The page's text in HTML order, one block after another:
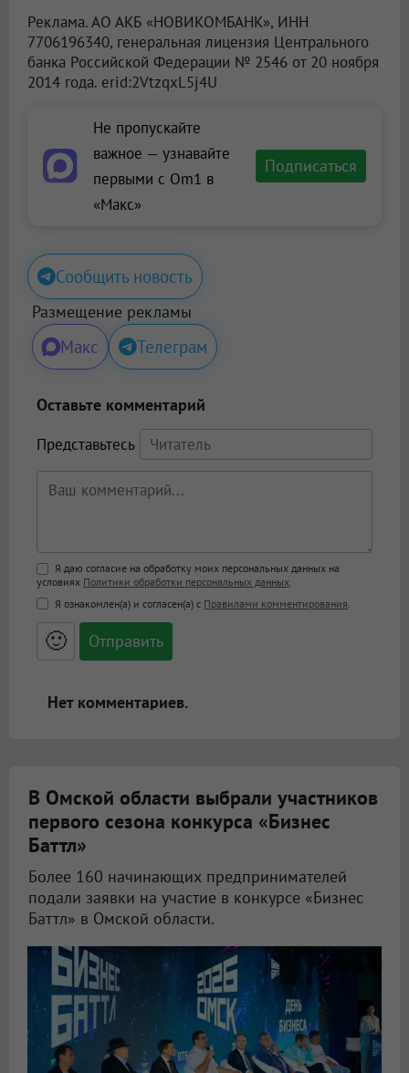
Реклама. АО АКБ «НОВИКОМБАНК», ИНН
7706196340, генеральная лицензия Центрального
банка Российской Федерации № 2546 от 20 ноября
2014 года. erid:2VtzqxL5j4U
Не пропускайте
важное — узнавайте
первыми с Om1 в
«Макс»
Подписаться
Сообщить новость
Размещение рекламы
Макс Телеграм
Оставьте комментарий
Представьтесь
Поддержка HTML
<b>, <strong>, <u>, <i>, <em>, <s>, <big>,
<small>, <sup>, <sub>, <pre>, <ul>, <ol>, <li>,
<blockquote>, <code> экранирует HTML,
адреса URL автоматически становятся
ссылками, и [img]адрес[/img] будет
Я даю согласие на обработку моих персональных данных на
условиях Политики обработки персональных данных
Я ознакомлен(а) и согласен(а) с Правилами комментирования
🙂
Нет комментариев.
В Омской области выбрали участников
первого сезона конкурса «Бизнес
Баттл»
Более 160 начинающих предпринимателей
подали заявки на участие в конкурсе «Бизнес
Баттл» в Омской области.